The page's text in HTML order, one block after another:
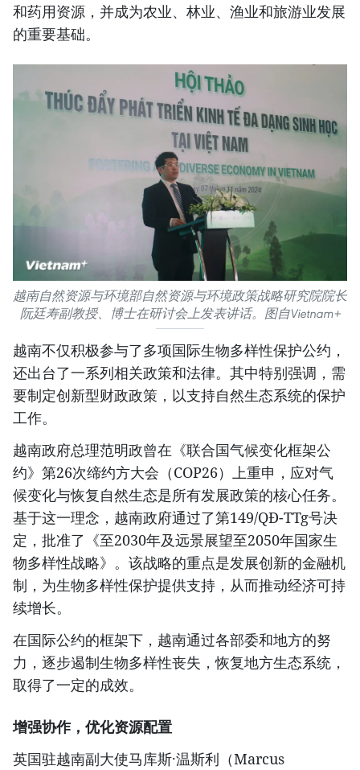
和药用资源，并成为农业、林业、渔业和旅游业发展
的重要基础。
越南自然资源与环境部自然资源与环境政策战略研究院院长
阮廷寿副教授、博士在研讨会上发表讲话。图自Vietnam+
越南不仅积极参与了多项国际生物多样性保护公约，
还出台了一系列相关政策和法律。其中特别强调，需
要制定创新型财政政策，以支持自然生态系统的保护
工作。
越南政府总理范明政曾在《联合国气候变化框架公
约》第26次缔约方大会（COP26）上重申，应对气
候变化与恢复自然生态是所有发展政策的核心任务。
基于这一理念，越南政府通过了第149/QĐ-TTg号决
定，批准了《至2030年及远景展望至2050年国家生
物多样性战略》。该战略的重点是发展创新的金融机
制，为生物多样性保护提供支持，从而推动经济可持
续增长。
在国际公约的框架下，越南通过各部委和地方的努
力，逐步遏制生物多样性丧失，恢复地方生态系统，
取得了一定的成效。
增强协作，优化资源配置
英国驻越南副大使马库斯·温斯利（Marcus